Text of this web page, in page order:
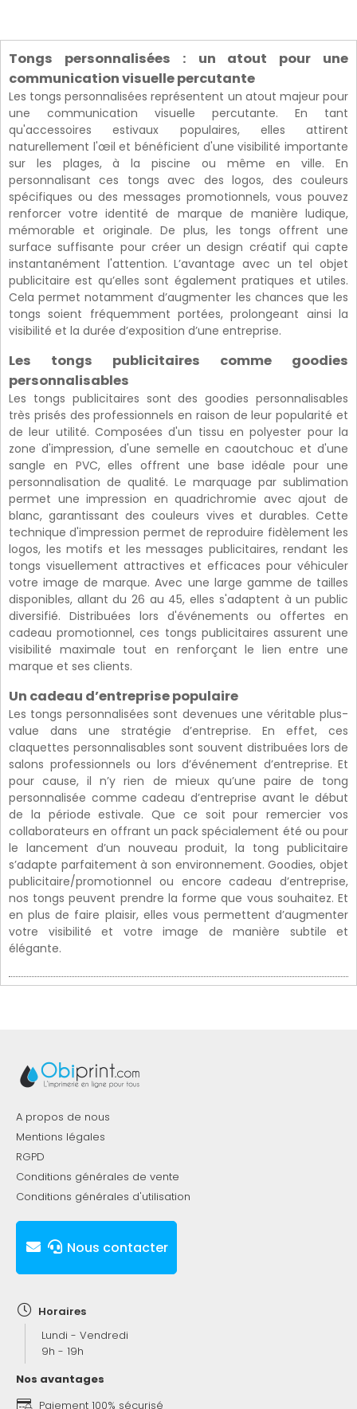
Tongs personnalisées : un atout pour une
communication visuelle percutante
Les tongs personnalisées représentent un atout majeur pour
une communication visuelle percutante. En tant
qu'accessoires estivaux populaires, elles attirent
naturellement l'œil et bénéficient d'une visibilité importante
sur les plages, à la piscine ou même en ville. En
personnalisant ces tongs avec des logos, des couleurs
spécifiques ou des messages promotionnels, vous pouvez
renforcer votre identité de marque de manière ludique,
mémorable et originale. De plus, les tongs offrent une
surface suffisante pour créer un design créatif qui capte
instantanément l'attention. L’avantage avec un tel objet
publicitaire est qu’elles sont également pratiques et utiles.
Cela permet notamment d’augmenter les chances que les
tongs soient fréquemment portées, prolongeant ainsi la
visibilité et la durée d’exposition d’une entreprise.
Les tongs publicitaires comme goodies
personnalisables
Les tongs publicitaires sont des goodies personnalisables
très prisés des professionnels en raison de leur popularité et
de leur utilité. Composées d'un tissu en polyester pour la
zone d'impression, d'une semelle en caoutchouc et d'une
sangle en PVC, elles offrent une base idéale pour une
personnalisation de qualité. Le marquage par sublimation
permet une impression en quadrichromie avec ajout de
blanc, garantissant des couleurs vives et durables. Cette
technique d'impression permet de reproduire fidèlement les
logos, les motifs et les messages publicitaires, rendant les
tongs visuellement attractives et efficaces pour véhiculer
votre image de marque. Avec une large gamme de tailles
disponibles, allant du 26 au 45, elles s'adaptent à un public
diversifié. Distribuées lors d'événements ou offertes en
cadeau promotionnel, ces tongs publicitaires assurent une
visibilité maximale tout en renforçant le lien entre une
marque et ses clients.
Un cadeau d’entreprise populaire
Les tongs personnalisées sont devenues une véritable plus-
value dans une stratégie d’entreprise. En effet, ces
claquettes personnalisables sont souvent distribuées lors de
salons professionnels ou lors d’événement d’entreprise. Et
pour cause, il n’y rien de mieux qu’une paire de tong
personnalisée comme cadeau d’entreprise avant le début
de la période estivale. Que ce soit pour remercier vos
collaborateurs en offrant un pack spécialement été ou pour
le lancement d’un nouveau produit, la tong publicitaire
s’adapte parfaitement à son environnement. Goodies, objet
publicitaire/promotionnel ou encore cadeau d’entreprise,
nos tongs peuvent prendre la forme que vous souhaitez. Et
en plus de faire plaisir, elles vous permettent d’augmenter
votre visibilité et votre image de manière subtile et
élégante.
A propos de nous
Mentions légales
RGPD
Conditions générales de vente
Conditions générales d'utilisation
Nous contacter
Horaires
Lundi - Vendredi
9h - 19h
Nos avantages
Paiement 100% sécurisé